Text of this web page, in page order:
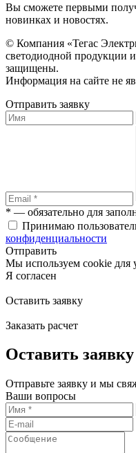
Вы сможете первыми
новинках и новостях.
© Компания «Тегас
светодиодной продукции
защищены.
Информация на сайте не
Отправить заявку
* — обязательно для
Принимаю
конфиденциальности
Отправить
Мы используем cookie для
Я согласен
Оставить заявку
Заказать расчет
Оставить заявку
Отправьте заявку и мы
Ваши вопросы